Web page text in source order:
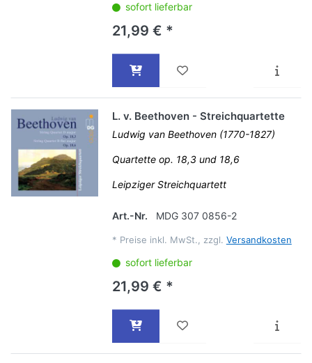
sofort lieferbar
21,99 € *
L. v. Beethoven - Streichquartette
Ludwig van Beethoven (1770-1827)
Quartette op. 18,3 und 18,6
Leipziger Streichquartett
Art.-Nr. MDG 307 0856-2
* Preise inkl. MwSt., zzgl. Versandkosten
sofort lieferbar
21,99 € *